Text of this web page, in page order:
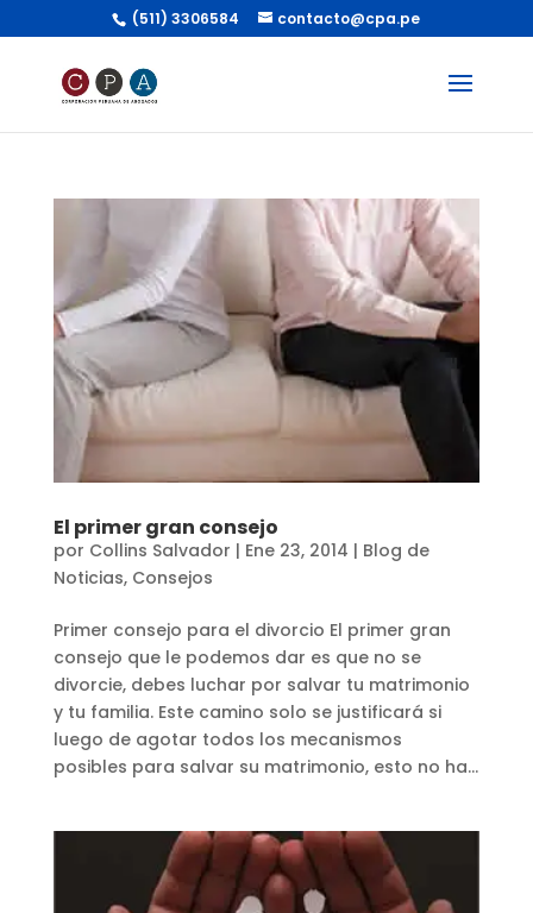
(511) 3306584 contacto@cpa.pe
El primer gran consejo
por Collins Salvador | Ene 23, 2014 | Blog de
Noticias, Consejos
Primer consejo para el divorcio El primer gran
consejo que le podemos dar es que no se
divorcie, debes luchar por salvar tu matrimonio
y tu familia. Este camino solo se justificará si
luego de agotar todos los mecanismos
posibles para salvar su matrimonio, esto no ha...